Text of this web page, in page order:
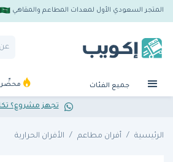
المتجر السعودي الأول لمعدات المطاعم والمقاهي
جميع الفئات
تجهز مشروع؟
الرئيسية أفران مطاعم الأفران الحرارية